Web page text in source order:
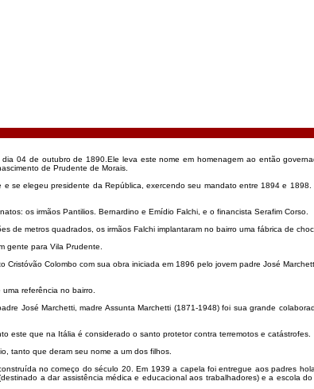
04 de outubro de 1890.Ele leva este nome em homenagem ao então
de Prudente de Morais.
e se elegeu presidente da República, exercendo seu mandato entre 1894 e
os irmãos Pantilios. Bernardino e Emídio Falchi, e o financista Serafim Corso.
de metros quadrados, os irmãos Falchi implantaram no bairro uma fábrica de
gente para Vila Prudente.
Cristóvão Colombo com sua obra iniciada em 1896 pelo jovem padre José
referência no bairro.
José Marchetti, madre Assunta Marchetti (1871-1948) foi sua grande
este que na Itália é considerado o santo protetor contra terremotos e catástrofes.
tanto que deram seu nome a um dos filhos.
no começo do século 20. Em 1939 a capela foi entregue aos padres
a dar assistência médica e educacional aos trabalhadores) e a escola